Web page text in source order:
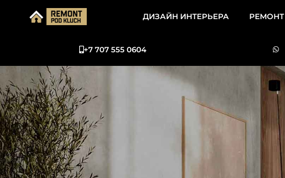
ДИЗАЙН ИНТЕРЬЕРА РЕМОНТ
+7 707 555 0604